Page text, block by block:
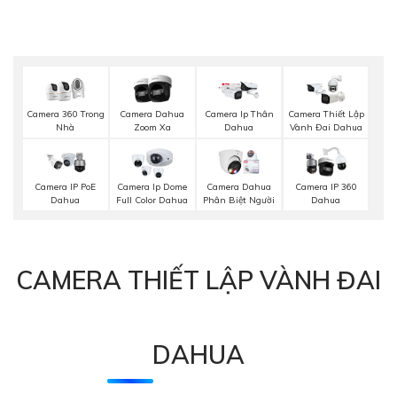
Camera 360 Trong
Nhà
Camera Dahua
Zoom Xa
Camera Ip Thân
Dahua
Camera Thiết Lập
Vành Đai Dahua
Camera IP PoE
Dahua
Camera Ip Dome
Full Color Dahua
Camera Dahua
Phân Biệt Người
Camera IP 360
Dahua
CAMERA THIẾT LẬP VÀNH ĐAI
DAHUA